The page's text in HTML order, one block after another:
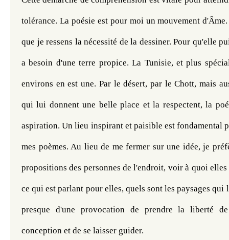
tolérance. La poésie est pour moi un mouvement
que je ressens la nécessité de la dessiner. Pour qu'elle
a besoin d'une terre propice. La Tunisie, et plus
environs en est une. Par le désert, par le Chott, mais
qui lui donnent une belle place et la respectent, la
aspiration. Un lieu inspirant et paisible est fondamental
mes poèmes. Au lieu de me fermer sur une idée, je
propositions des personnes de l'endroit, voir à quoi elles
ce qui est parlant pour elles, quels sont les paysages qui
presque d'une provocation de prendre la liberté
conception et de se laisser guider.